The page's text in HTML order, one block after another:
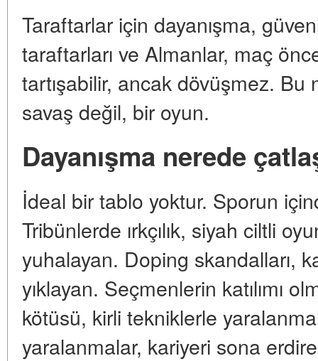
Taraftarlar için dayanışma,
taraftarları ve Almanlar, maç
tartışabilir, ancak dövüşmez.
savaş değil, bir oyun.
Dayanışma nerede
İdeal bir tablo yoktur. Sporun
Tribünlerde ırkçılık, siyah ciltli
yuhalayan. Doping skandalları,
yıklayan. Seçmenlerin katılımı
kötüsü, kirli tekniklerle
yaralanmalar, kariyeri sona